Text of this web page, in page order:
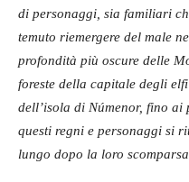
di personaggi, sia familiari
temuto riemergere del male
profondità più oscure delle
foreste della capitale degli
dell’isola di Númenor, fino
questi regni e personaggi si
lungo dopo la loro